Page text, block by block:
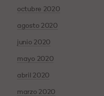
octubre 2020
agosto 2020
junio 2020
mayo 2020
abril 2020
marzo 2020